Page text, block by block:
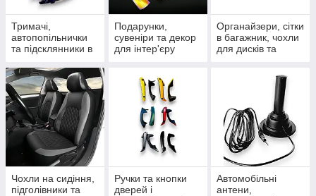
Тримачі,
автопопільнички
та підсклянники в
Подарунки,
сувеніри та декор
для інтер'єру
Органайзери, сітки
в багажник, чохли
для дисків та
Чохли на сидіння,
підголівники та
Ручки та кнопки
дверей і
Автомобільні
антени,